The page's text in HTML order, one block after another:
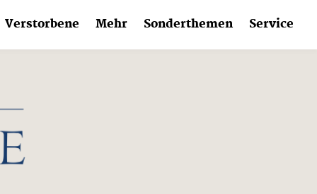
Verstorbene Mehr Sonderthemen Service